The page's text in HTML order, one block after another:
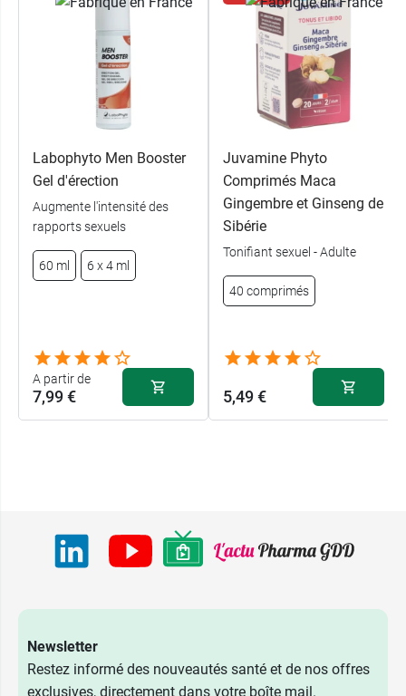
Labophyto Men Booster
Gel d'érection
Augmente l'intensité des
rapports sexuels
60 ml 6 x 4 ml
A partir de
7,99 €
Juvamine Phyto
Comprimés Maca
Gingembre et Ginseng de
Sibérie
Tonifiant sexuel - Adulte
40 comprimés
5,49 €
Newsletter
Restez informé des nouveautés santé et de nos offres
exclusives, directement dans votre boîte mail.